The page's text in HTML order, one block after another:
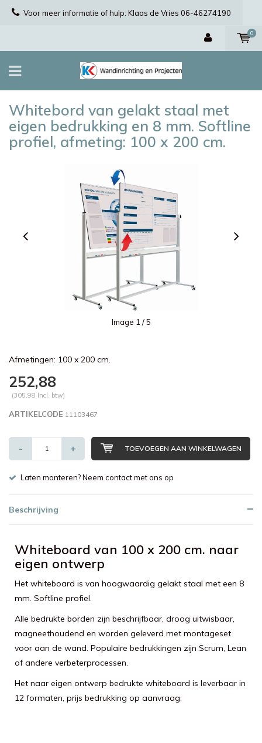
Voor meer informatie of hulp: Klaas de Vries 06-46274190
0
Whitebord van gelakt staal met
eigen bedrukking en 8 mm. Softline
profiel, afmeting: 100 x 200 cm.
Image 1 / 5
Afmetingen: 100 x 200 cm.
252,88
(305,98 Incl. btw)
ARTIKELCODE 11103467
- + TOEVOEGEN AAN WINKELWAGEN
Laten monteren? Neem contact met ons op
Beschrijving
Whiteboard van 100 x 200 cm. naar
eigen ontwerp
Het whiteboard is van hoogwaardig gelakt staal met een 8
mm. Softline profiel.
Alle bedrukte borden zijn beschrijfbaar, droog uitwisbaar,
magneethoudend en worden geleverd met montageset
voor aan de wand. Populaire bedrukkingen zijn Scrum, Lean
of andere verbeterprocessen.
Het naar eigen ontwerp bedrukte whiteboard is leverbaar in
12 formaten, prijs bedrukking op aanvraag.